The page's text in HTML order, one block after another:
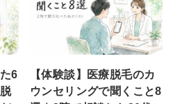
6
【体験談】医療脱毛のカ
ウンセリングで聞くこと8